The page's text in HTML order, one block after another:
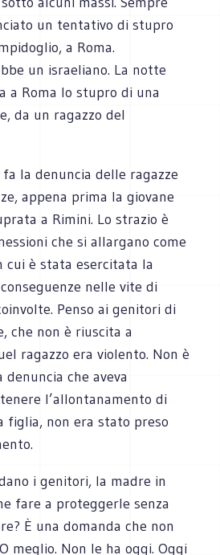
un tentativo di stupro
a Roma.
un israeliano. La notte
a Roma lo stupro di una
da un ragazzo del
la denuncia delle ragazze
appena prima la giovane
a Rimini. Lo strazio è
che si allargano come
cui è stata esercitata la
nelle vite di
Penso ai genitori di
che non è riuscita a
ragazzo era violento. Non è
che aveva
l’allontanamento di
figlia, non era stato preso
i genitori, la madre in
fare a proteggerle senza
È una domanda che non
meglio. Non le ha oggi. Oggi